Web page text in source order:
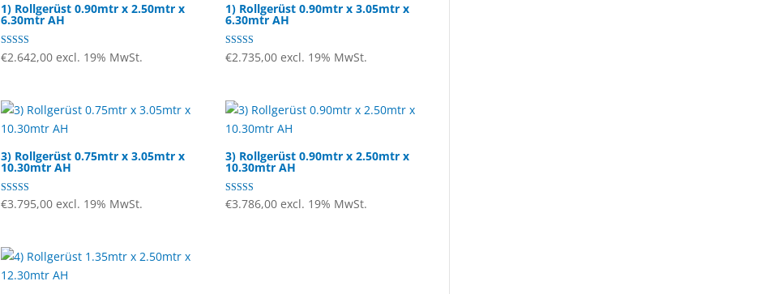
1) Rollgerüst 0.90mtr x 2.50mtr x
6.30mtr AH
Bewertet mit
5.00
€2.642,00 excl. 19% MwSt.
1) Rollgerüst 0.90mtr x 3.05mtr x
6.30mtr AH
Bewertet mit
5.00
€2.735,00 excl. 19% MwSt.
3) Rollgerüst 0.75mtr x 3.05mtr x
10.30mtr AH
Bewertet mit
4.83
€3.795,00 excl. 19% MwSt.
3) Rollgerüst 0.90mtr x 2.50mtr x
10.30mtr AH
Bewertet
mit
€3.786,00 excl. 19% MwSt.